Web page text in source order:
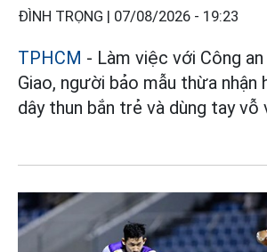
ĐÌNH TRỌNG | 07/08/2026 - 19:23
TPHCM - Làm việc với Công
Giao, người bảo mẫu thừa nhận
dây thun bắn trẻ và dùng tay vỗ